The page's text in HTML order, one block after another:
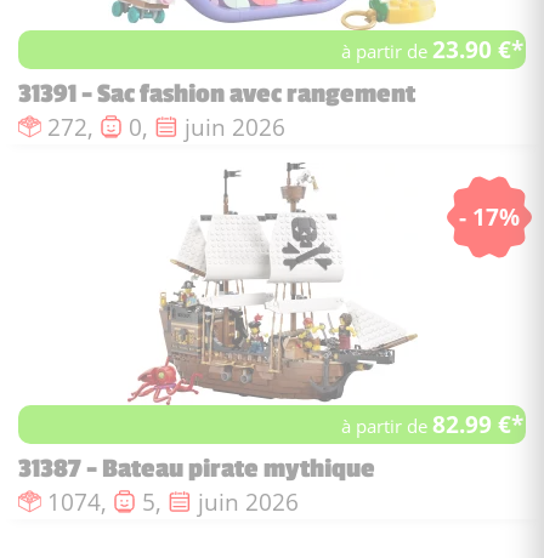
à partir de23.90 €*
31391 - Sac fashion avec rangement
Nombre de pièces :
272, Nombre de figurines :
0, Date de sortie :
juin 2026
- 17%
à partir de82.99 €*
31387 - Bateau pirate mythique
Nombre de pièces :
1074, Nombre de figurines :
5, Date de sortie :
juin 2026